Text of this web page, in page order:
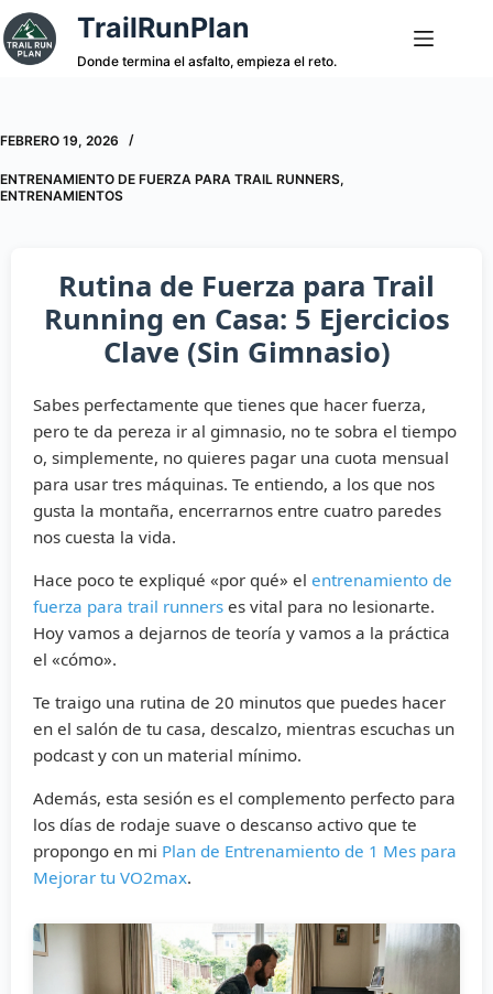
Saltar
al
contenido
TrailRunPlan
Donde termina el asfalto, empieza el reto.
FEBRERO 19, 2026
ENTRENAMIENTO DE FUERZA PARA TRAIL RUNNERS,
ENTRENAMIENTOS
Rutina de Fuerza para Trail
Running en Casa: 5 Ejercicios
Clave (Sin Gimnasio)
Sabes perfectamente que tienes que hacer fuerza,
pero te da pereza ir al gimnasio, no te sobra el tiempo
o, simplemente, no quieres pagar una cuota mensual
para usar tres máquinas. Te entiendo, a los que nos
gusta la montaña, encerrarnos entre cuatro paredes
nos cuesta la vida.
Hace poco te expliqué «por qué» el entrenamiento de
fuerza para trail runners es vital para no lesionarte.
Hoy vamos a dejarnos de teoría y vamos a la práctica
el «cómo».
Te traigo una rutina de 20 minutos que puedes hacer
en el salón de tu casa, descalzo, mientras escuchas un
podcast y con un material mínimo.
Además, esta sesión es el complemento perfecto para
los días de rodaje suave o descanso activo que te
propongo en mi Plan de Entrenamiento de 1 Mes para
Mejorar tu VO2max.